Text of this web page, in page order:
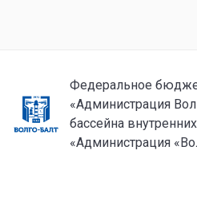
Федеральное
«Администрация
бассейна
«Администрация